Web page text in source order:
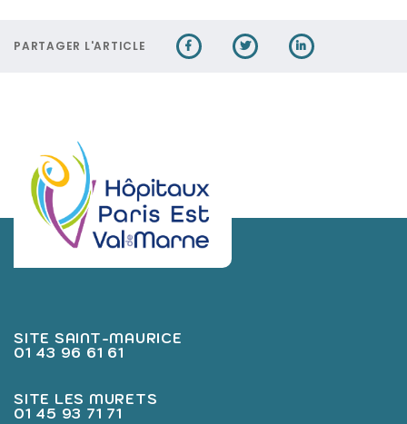
PARTAGER L'ARTICLE
SITE SAINT-MAURICE
01 43 96 61 61
SITE LES MURETS
01 45 93 71 71